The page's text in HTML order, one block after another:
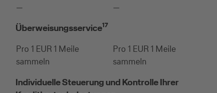
—
—
Überweisungsservice17
Pro 1 EUR 1 Meile
sammeln
Pro 1 EUR 1 Meile
sammeln
Individuelle Steuerung und Kontrolle Ihrer